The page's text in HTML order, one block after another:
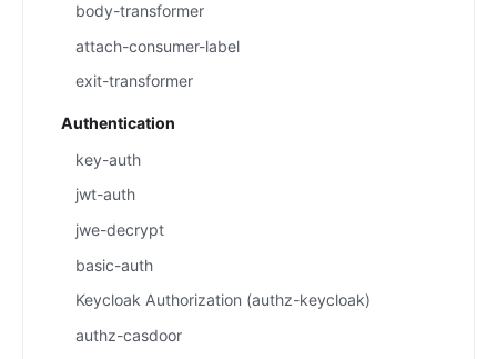
body-transformer
attach-consumer-label
exit-transformer
Authentication
key-auth
jwt-auth
jwe-decrypt
basic-auth
Keycloak Authorization (authz-keycloak)
authz-casdoor